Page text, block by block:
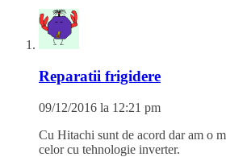
Reparatii frigidere
09/12/2016 la 12:21 pm
Cu Hitachi sunt de acord dar am o
celor cu tehnologie inverter.